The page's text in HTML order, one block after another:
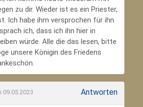
zu dir. Wieder ist es ein Priester,
Ich habe ihm versprochen für ihn
ich, dass ich ihn hier in
würde. Alle die das lesen, bitte
unsere Königin des Friedens
09.05.2023 Antworten